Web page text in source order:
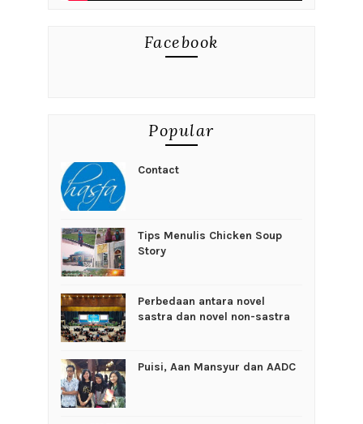
Facebook
Popular
Contact
Tips Menulis Chicken Soup
Story
Perbedaan antara novel
sastra dan novel non-sastra
Puisi, Aan Mansyur dan AADC